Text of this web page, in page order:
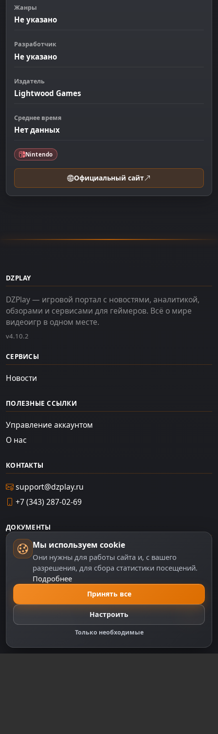
Жанры
Не указано
Разработчик
Не указано
Издатель
Lightwood Games
Среднее время
Нет данных
Nintendo
Официальный сайт
DZPLAY
DZPlay — игровой портал с новостями, аналитикой,
обзорами и сервисами для геймеров. Всё о мире
видеоигр в одном месте.
v4.10.2
СЕРВИСЫ
Новости
ПОЛЕЗНЫЕ ССЫЛКИ
Управление аккаунтом
О нас
КОНТАКТЫ
support@dzplay.ru
+7 (343) 287-02-69
ДОКУМЕНТЫ
Пользовательское соглашение
Политика персональных данных
Правила оплаты
Настройки cookie
Правообладателям
Правила сообщества
Мы используем cookie
Они нужны для работы сайта и, с вашего
разрешения, для сбора статистики посещений.
Подробнее
Принять все
Настроить
Только необходимые